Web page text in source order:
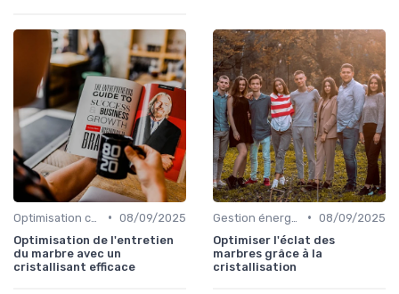
• 08/09/2025
Optimisation de l'entretien
du marbre avec un
cristallisant efficace
• 08/09/2025
Optimiser l'éclat des
marbres grâce à la
cristallisation